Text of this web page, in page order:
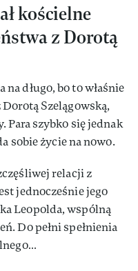
kościelne
z Dorotą
na długo, bo to właśnie
Szelągowską,
Para szybko się jednak
sobie życie na nowo.
relacji z
jednocześnie jego
Leopolda, wspólną
Do pełni spełnienia